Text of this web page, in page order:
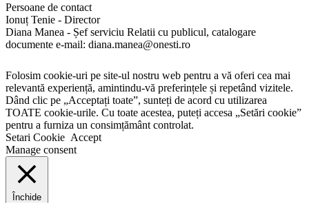
Persoane de contact
Ionuț Tenie - Director
Diana Manea - Șef serviciu Relatii cu publicul, catalogare
documente e-mail: diana.manea@onesti.ro
Folosim cookie-uri pe site-ul nostru web pentru a vă oferi cea mai
relevantă experiență, amintindu-vă preferințele și repetând vizitele.
Dând clic pe „Acceptați toate”, sunteți de acord cu utilizarea
TOATE cookie-urile. Cu toate acestea, puteți accesa „Setări cookie”
pentru a furniza un consimțământ controlat.
Setari Cookie Accept
Manage consent
Închide